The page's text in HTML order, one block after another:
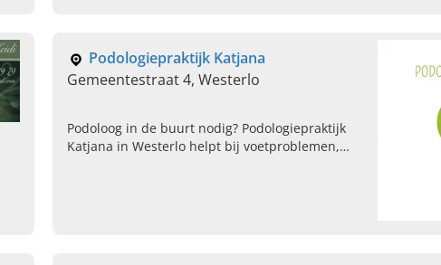
Podologiepraktijk Katjana
Gemeentestraat 4, Westerlo
Podoloog in de buurt nodig? Podologiepraktijk
Katjana in Westerlo helpt bij voetproblemen,